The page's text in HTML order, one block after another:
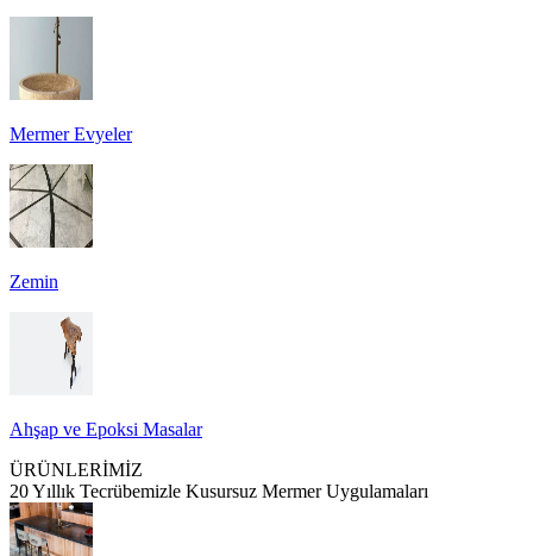
Mermer Evyeler
Zemin
Ahşap ve Epoksi Masalar
ÜRÜNLERİMİZ
20 Yıllık Tecrübemizle Kusursuz Mermer Uygulamaları